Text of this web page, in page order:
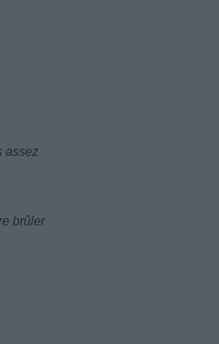
assez
brûler